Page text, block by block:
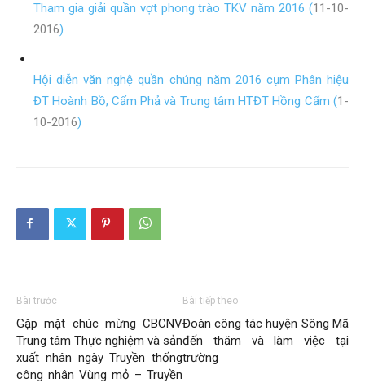
Tham gia giải quần vợt phong trào TKV năm 2016 (11-10-
2016)
Hội diễn văn nghệ quần chúng năm 2016 cụm Phân hiệu
ĐT Hoành Bồ, Cẩm Phả và Trung tâm HTĐT Hồng Cẩm (1-
10-2016)
Bài trước
Gặp mặt chúc mừng CBCNV
Trung tâm Thực nghiệm và sản
xuất nhân ngày Truyền thống
công nhân Vùng mỏ – Truyền
Bài tiếp theo
Đoàn công tác huyện Sông Mã
đến thăm và làm việc tại
trường